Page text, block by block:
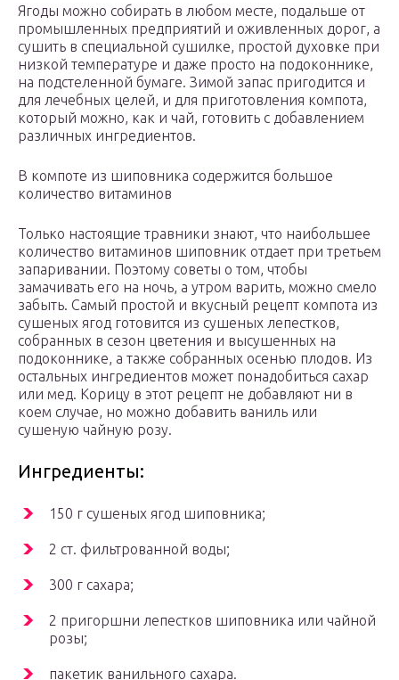
Ягоды можно собирать в любом месте, подальше от
промышленных предприятий и оживленных дорог, а
сушить в специальной сушилке, простой духовке при
низкой температуре и даже просто на подоконнике,
на подстеленной бумаге. Зимой запас пригодится и
для лечебных целей, и для приготовления компота,
который можно, как и чай, готовить с добавлением
различных ингредиентов.
В компоте из шиповника содержится большое
количество витаминов
Только настоящие травники знают, что наибольшее
количество витаминов шиповник отдает при третьем
запаривании. Поэтому советы о том, чтобы
замачивать его на ночь, а утром варить, можно смело
забыть. Самый простой и вкусный рецепт компота из
сушеных ягод готовится из сушеных лепестков,
собранных в сезон цветения и высушенных на
подоконнике, а также собранных осенью плодов. Из
остальных ингредиентов может понадобиться сахар
или мед. Корицу в этот рецепт не добавляют ни в
коем случае, но можно добавить ваниль или
сушеную чайную розу.
Ингредиенты:
150 г сушеных ягод шиповника;
2 ст. фильтрованной воды;
300 г сахара;
2 пригоршни лепестков шиповника или чайной
розы;
пакетик ванильного сахара.